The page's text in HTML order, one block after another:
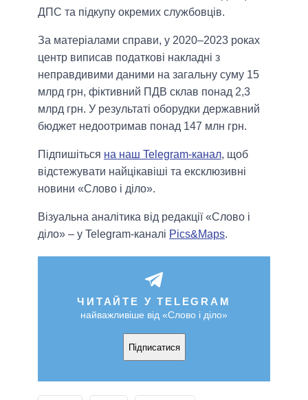
ДПС та підкупу окремих службовців.
За матеріалами справи, у 2020–2023 роках
центр виписав податкові накладні з
неправдивими даними на загальну суму 15
млрд грн, фіктивний ПДВ склав понад 2,3
млрд грн. У результаті оборудки державний
бюджет недоотримав понад 147 млн грн.
Підпишіться на наш Telegram-канал, щоб
відстежувати найцікавіші та ексклюзивні
новини «Слово і діло».
Візуальна аналітика від редакції «Слово і
діло» – у Telegram-каналі Pics&Maps.
ЧИТАЙТЕ У TELEGRAM
найважливіше від «Слово і діло»
Підписатися